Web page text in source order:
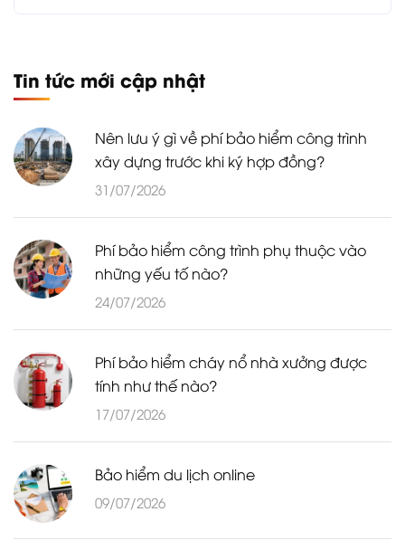
Tin tức mới cập nhật
Nên lưu ý gì về phí bảo hiểm công trình
xây dựng trước khi ký hợp đồng?
31/07/2026
Phí bảo hiểm công trình phụ thuộc vào
những yếu tố nào?
24/07/2026
Phí bảo hiểm cháy nổ nhà xưởng được
tính như thế nào?
17/07/2026
Bảo hiểm du lịch online
09/07/2026